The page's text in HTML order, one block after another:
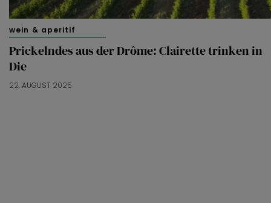
wein & aperitif
Prickelndes aus der Drôme: Clairette trinken in
Die
22. AUGUST 2025